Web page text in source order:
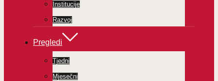
Institucije
Razvoj
Pregledi
Tjedni
Mjesečni